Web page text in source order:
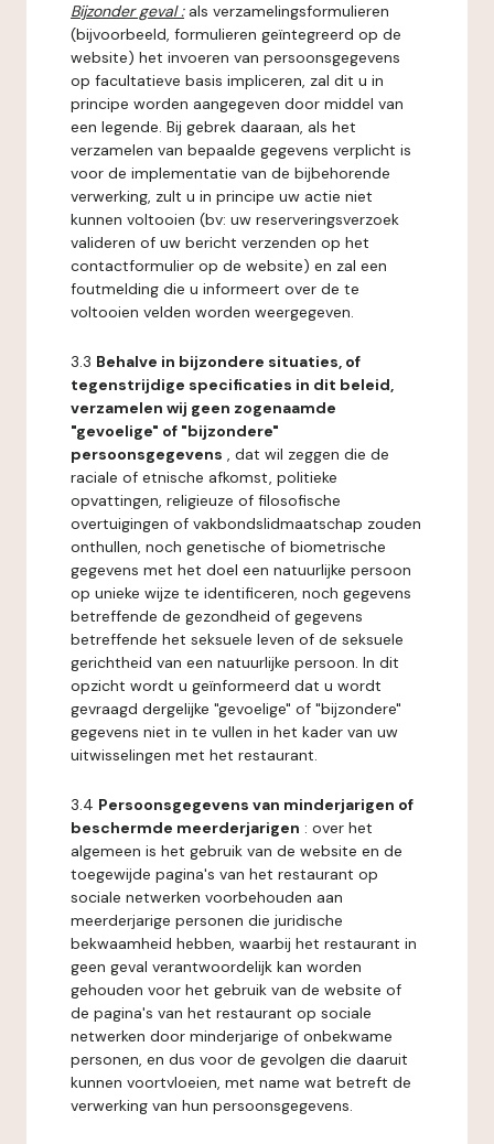
Bijzonder geval : als verzamelingsformulieren
(bijvoorbeeld, formulieren geïntegreerd op de
website) het invoeren van persoonsgegevens
op facultatieve basis impliceren, zal dit u in
principe worden aangegeven door middel van
een legende. Bij gebrek daaraan, als het
verzamelen van bepaalde gegevens verplicht is
voor de implementatie van de bijbehorende
verwerking, zult u in principe uw actie niet
kunnen voltooien (bv: uw reserveringsverzoek
valideren of uw bericht verzenden op het
contactformulier op de website) en zal een
foutmelding die u informeert over de te
voltooien velden worden weergegeven.
3.3 Behalve in bijzondere situaties, of
tegenstrijdige specificaties in dit beleid,
verzamelen wij geen zogenaamde
"gevoelige" of "bijzondere"
persoonsgegevens , dat wil zeggen die de
raciale of etnische afkomst, politieke
opvattingen, religieuze of filosofische
overtuigingen of vakbondslidmaatschap zouden
onthullen, noch genetische of biometrische
gegevens met het doel een natuurlijke persoon
op unieke wijze te identificeren, noch gegevens
betreffende de gezondheid of gegevens
betreffende het seksuele leven of de seksuele
gerichtheid van een natuurlijke persoon. In dit
opzicht wordt u geïnformeerd dat u wordt
gevraagd dergelijke "gevoelige" of "bijzondere"
gegevens niet in te vullen in het kader van uw
uitwisselingen met het restaurant.
3.4 Persoonsgegevens van minderjarigen of
beschermde meerderjarigen : over het
algemeen is het gebruik van de website en de
toegewijde pagina's van het restaurant op
sociale netwerken voorbehouden aan
meerderjarige personen die juridische
bekwaamheid hebben, waarbij het restaurant in
geen geval verantwoordelijk kan worden
gehouden voor het gebruik van de website of
de pagina's van het restaurant op sociale
netwerken door minderjarige of onbekwame
personen, en dus voor de gevolgen die daaruit
kunnen voortvloeien, met name wat betreft de
verwerking van hun persoonsgegevens.